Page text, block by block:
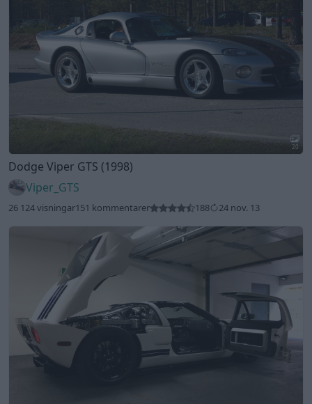
20
Dodge Viper GTS (1998)
Viper_GTS
26 124 visningar151 kommentarer 188 24 nov. 13